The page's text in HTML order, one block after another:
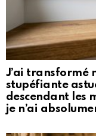
J’ai transformé
stupéfiante
descendant les
je n’ai